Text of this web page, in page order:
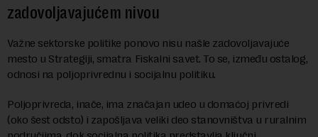
zadovoljavajućem nivou
Važne sektorske politike ponovo nisu našle zadovoljavajuće
mesto u Strategiji, smatra Fiskalni savet. To se, između ostalog,
odnosi na poljoprivrednu i socijalnu politiku.
Poljoprivreda, inače, ima značajan udeo u domaćoj privredi
(oko šest odsto) i zapošljava veliki deo stanovništva u ruralnim